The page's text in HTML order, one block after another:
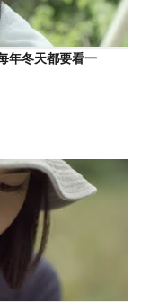
年冬天都要看一